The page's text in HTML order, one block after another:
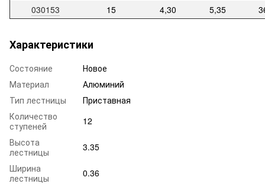
030153
15 4,30 5,35
Характеристики
Состояние
Новое
Материал
Алюминий
Тип лестницы
Приставная
Количество
ступеней
12
Высота
лестницы
3.35
Ширина
лестницы
0.36